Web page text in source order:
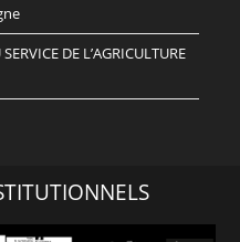
DE L’AGRICULTURE